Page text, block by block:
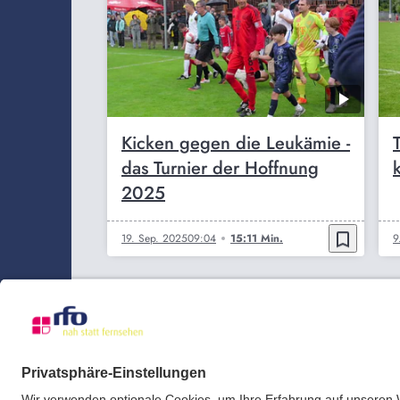
Kicken gegen die Leukämie -
das Turnier der Hoffnung
2025
19. Sep. 202509:04 15:11 Min. bookmark_border